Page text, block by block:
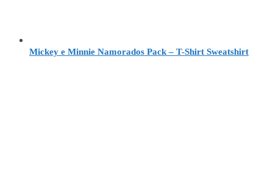
Mickey e Minnie Namorados Pack – T-Shirt Sweatshirt